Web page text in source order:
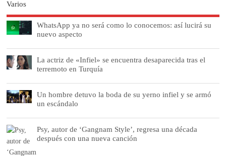
Varios
WhatsApp ya no será como lo conocemos: así lucirá su
nuevo aspecto
La actriz de «Infiel» se encuentra desaparecida tras el
terremoto en Turquía
Un hombre detuvo la boda de su yerno infiel y se armó
un escándalo
Psy, autor de ‘Gangnam Style’, regresa una década
después con una nueva canción